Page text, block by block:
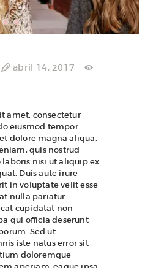
abril 14, 2017
amet, consectetur
eiusmod tempor
dolore magna aliqua.
quis nostrud
nisi ut aliquip ex
Duis aute irure
in voluptate velit esse
nulla pariatur.
cupidatat non
qui officia deserunt
Sed ut
iste natus error sit
doloremque